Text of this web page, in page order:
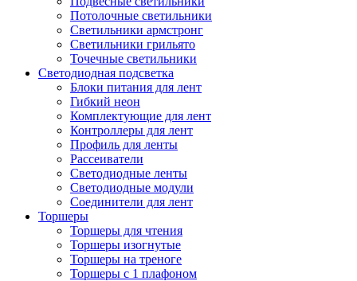
Потолочные светильники
Светильники армстронг
Светильники грильято
Точечные светильники
Светодиодная подсветка
Блоки питания для лент
Гибкий неон
Комплектующие для лент
Контроллеры для лент
Профиль для ленты
Рассеиватели
Светодиодные ленты
Светодиодные модули
Соединители для лент
Торшеры
Торшеры для чтения
Торшеры изогнутые
Торшеры на треноге
Торшеры с 1 плафоном